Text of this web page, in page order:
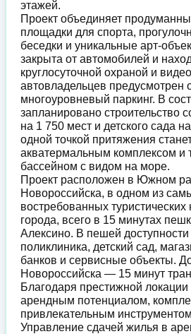
этажей.
Проект объединяет
площадки для спорта,
беседки и уникальные арт-
закрыта от автомобилей и
круглосуточной охраной и
автовладельцев предусмотрен
многоуровневый паркинг. В
запланировано строительство
на 1 750 мест и детского сада
одной точкой притяжения
акватермальным комплексом
бассейном с видом на море.
Проект расположен в Южном
Новороссийска, в одном из
востребованных
города, всего в 15 минутах
Алексино. В пешей
поликлиника, детский сад,
банков и сервисные объекты.
Новороссийска — 15 минут
Благодаря престижной
арендным потенциалом,
привлекательным
Управление сдачей жилья в